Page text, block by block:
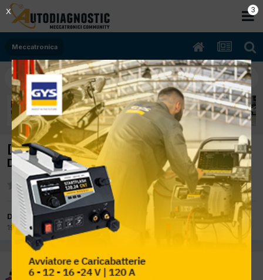
Meccatronica
[A 180 CDI 09/2005 1992cc 640940 80Kw
Diesel] auto alluvionata
Da delta
19 Marzo 2012inMeccatronica
delta
2
X